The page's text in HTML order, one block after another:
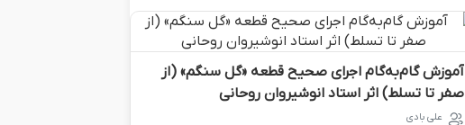
آموزش گام‌به‌گام اجرای صحیح قطعه «گل سنگم» (از
صفر تا تسلط) اثر استاد انوشیروان روحانی
علی بادی